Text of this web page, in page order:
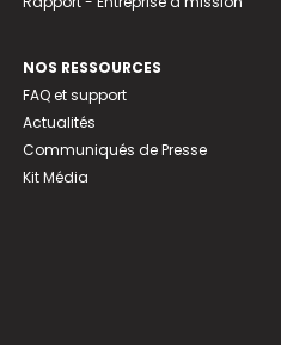
NOS RESSOURCES
FAQ et support
Actualités
Communiqués de Presse
Kit Média